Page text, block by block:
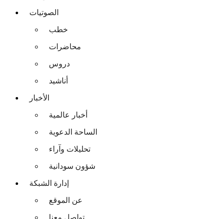
الصوتيات
خطب
محاضرات
دروس
أناشيد
الأخبار
أخبار عالمية
الساحة الدعوية
تحليلات وآراء
شؤون سودانية
إدارة الشبكة
عن الموقع
تواصل معنا